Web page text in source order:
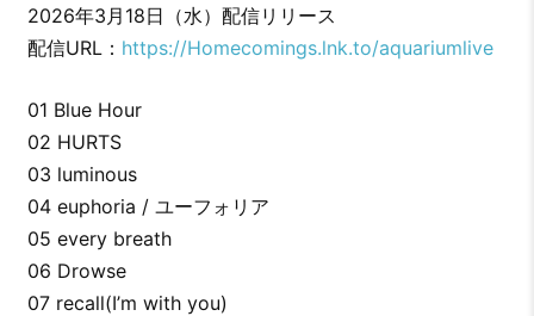
2026年3月18日（水）配信リリース
配信URL： https://Homecomings.lnk.to/aquariumlive
01 Blue Hour
02 HURTS
03 luminous
04 euphoria / ユーフォリア
05 every breath
06 Drowse
07 recall(I’m with you)